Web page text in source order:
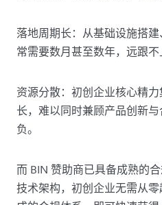
落地周期长：从基础设施搭
常需要数月甚至数年，远跟不
资源分散：初创企业核心精
长，难以同时兼顾产品创新
负。​
而 BIN 赞助商已具备成熟的
技术架构，初创企业无需从